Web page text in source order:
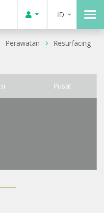
ID
Perawatan
Resurfacing
Pusat